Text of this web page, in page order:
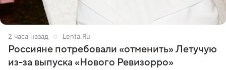
2 часа назад Lenta.Ru
Россияне потребовали «отменить» Летучую
из-за выпуска «Нового Ревизорро»